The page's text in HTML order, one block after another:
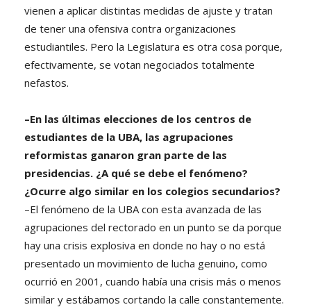
vienen a aplicar distintas medidas de ajuste y tratan
de tener una ofensiva contra organizaciones
estudiantiles. Pero la Legislatura es otra cosa porque,
efectivamente, se votan negociados totalmente
nefastos.
–En las últimas elecciones de los centros de
estudiantes de la UBA, las agrupaciones
reformistas ganaron gran parte de las
presidencias. ¿A qué se debe el fenómeno?
¿Ocurre algo similar en los colegios secundarios?
–El fenómeno de la UBA con esta avanzada de las
agrupaciones del rectorado en un punto se da porque
hay una crisis explosiva en donde no hay o no está
presentado un movimiento de lucha genuino, como
ocurrió en 2001, cuando había una crisis más o menos
similar y estábamos cortando la calle constantemente.